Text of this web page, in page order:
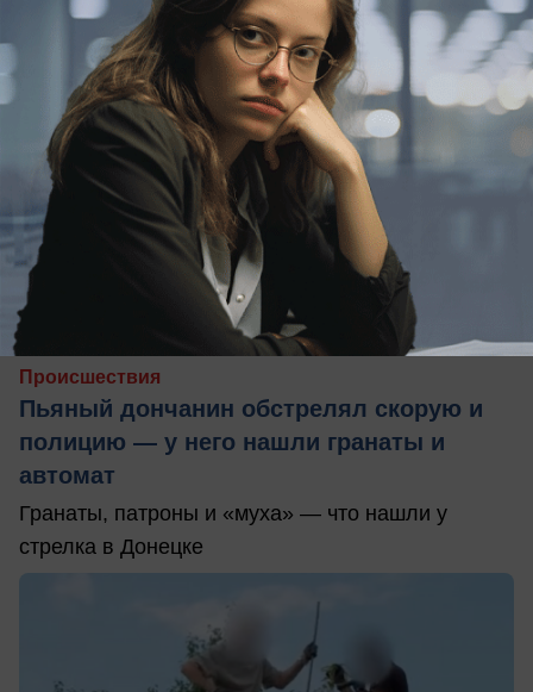
сегодня в 12:10
Происшествия
Пьяный дончанин обстрелял скорую и
полицию — у него нашли гранаты и
автомат
Гранаты, патроны и «муха» — что нашли у
стрелка в Донецке